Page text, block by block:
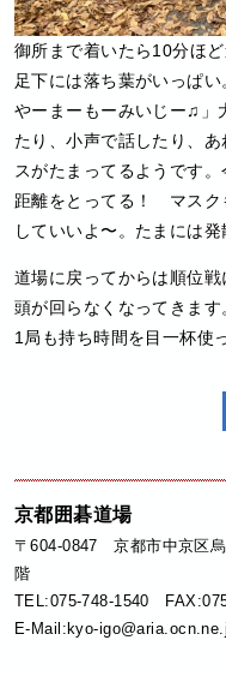
御所まで着いたら10分ほど
足下には落ち葉がいっぱ
やーまーもーみいじー♫」
たり、小声で話したり、
スがたまってるようです
距離をとってる！ マス
していいよ〜。たまには発
道場に戻ってからは順位
頭が回らなくなってきま
1局も持ち時間を目一杯使
京都囲碁道場
〒604-0847 京都市中京区
階
TEL:075-748-1540
E-Mail:kyo-